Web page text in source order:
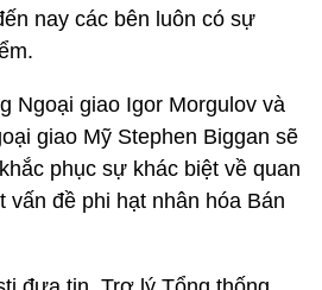
nay các bên luôn có sự
Ngoại giao Igor Morgulov và
giao Mỹ Stephen Biggan sẽ
phục sự khác biệt về quan
vấn đề phi hạt nhân hóa Bán